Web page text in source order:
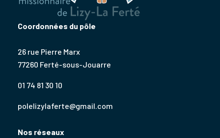
Coordonnées du pôle
26 rue Pierre Marx
77260 Ferté-sous-Jouarre
01 74 81 30 10
polelizylaferte@gmail.com
Nos réseaux